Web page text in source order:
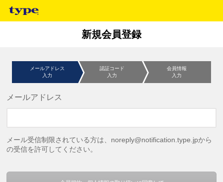
新規会員登録
メールアドレス
入力
認証コード
入力
会員情報
入力
メールアドレス
メール受信制限されている方は、noreply@notification.type.jpから
の受信を許可してください。